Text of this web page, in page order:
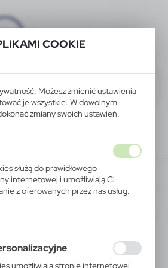
COOKIE
Możesz zmienić ustawienia
je wszystkie. W dowolnym
zmiany swoich ustawień.
służą do prawidłowego
internetowej i umożliwiają Ci
z oferowanych przez nas usług.
dostosowania Twoich ustawień
bez zakłóceń.
umożliwiają stronie internetowej